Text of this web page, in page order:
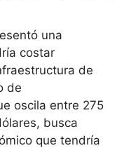
una
costar
de
de
oscila entre 275
busca
que tendría